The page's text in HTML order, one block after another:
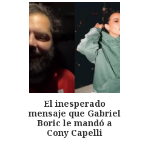
El inesperado
mensaje que Gabriel
Boric le mandó a
Cony Capelli